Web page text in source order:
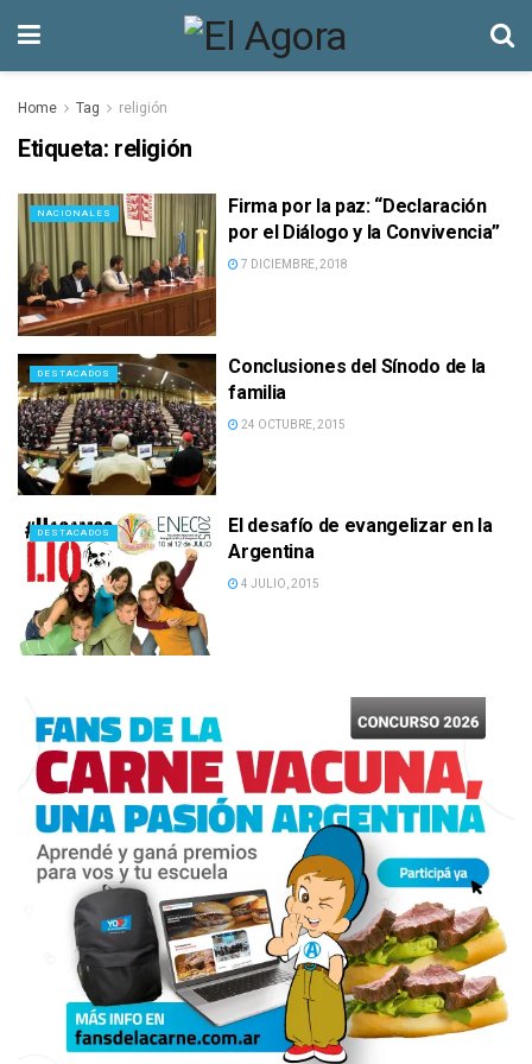
Home Tag religión
Etiqueta: religión
NACIONALES
Firma por la paz: “Declaración
por el Diálogo y la Convivencia”
7 DICIEMBRE, 2018
DESTACADOS
Conclusiones del Sínodo de la
familia
24 OCTUBRE, 2015
DESTACADOS
El desafío de evangelizar en la
Argentina
4 JULIO, 2015